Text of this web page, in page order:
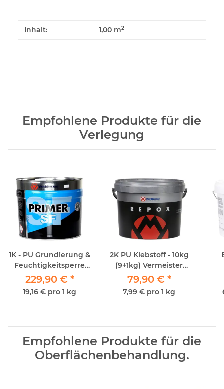
Produkteigenschaft
Wert
Inhalt: 1,00 m2
Empfohlene Produkte für die
Verlegung
1K - PU Grundierung &
Feuchtigkeitsperre
Vermeister Primer SF
12kg
229,90 € *
19,16 € pro 1 kg
2K PU Klebstoff - 10kg
(9+1kg) Vermeister
Repox
79,90 € *
7,99 € pro 1 kg
Empfohlene Produkte für die
Oberflächenbehandlung.